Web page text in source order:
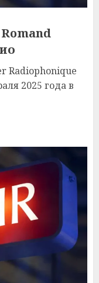
Radiophonique
2025 года в